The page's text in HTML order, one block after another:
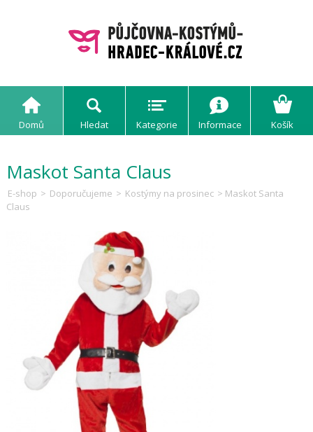
Domů Hledat Kategorie Informace Košík
Maskot Santa Claus
E-shop > Doporučujeme > Kostýmy na prosinec > Maskot Santa
Claus